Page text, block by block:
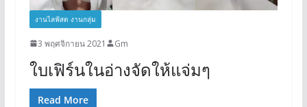
งานไลฟ์สด งานกลุ่ม
3 พฤศจิกายน 2021 Gm
ใบเฟิร์นในอ่างจัดให้แจ่มๆ
Read More